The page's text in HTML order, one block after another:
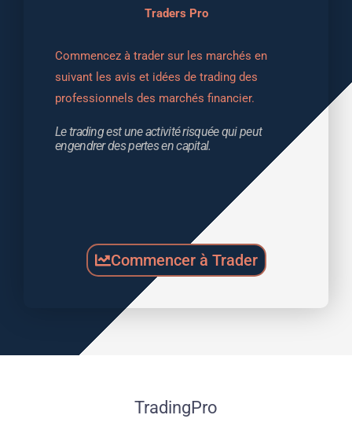
Traders Pro
Commencez à trader sur les marchés en
suivant les avis et idées de trading des
professionnels des marchés financier.
Le trading est une activité risquée qui peut
engendrer des pertes en capital.
Commencer à Trader
TradingPro